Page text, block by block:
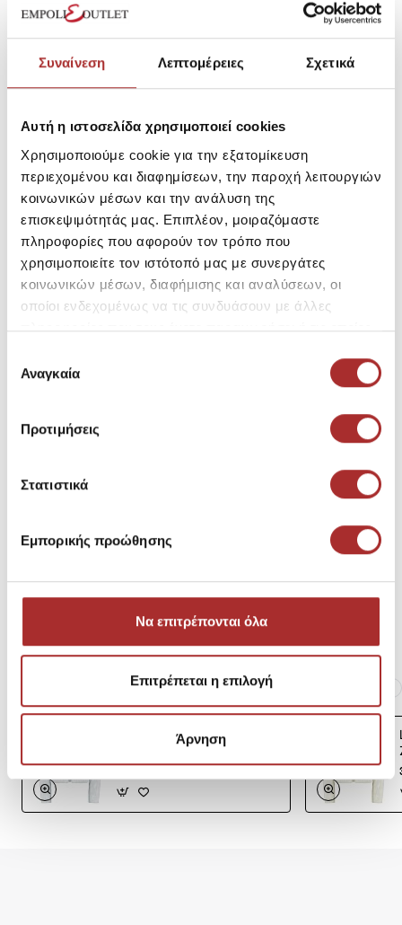
Συναίνεση Λεπτομέρειες Σχετικά
Αυτή η ιστοσελίδα χρησιμοποιεί cookies
Χρησιμοποιούμε cookie για την εξατομίκευση
περιεχομένου και διαφημίσεων, την παροχή λειτουργιών
κοινωνικών μέσων και την ανάλυση της
επισκεψιμότητάς μας. Επιπλέον, μοιραζόμαστε
πληροφορίες που αφορούν τον τρόπο που
χρησιμοποιείτε τον ιστότοπό μας με συνεργάτες
κοινωνικών μέσων, διαφήμισης και αναλύσεων, οι
οποίοι ενδεχομένως να τις συνδυάσουν με άλλες
πληροφορίες που τους έχετε παραχωρήσει ή τις οποίες
των υπηρεσιών τους.
συγκατάθεσης
Αναγκαία
Προτιμήσεις
Στατιστικά
Εμπορικής προώθησης
Να επιτρέπονται όλα
Επιτρέπεται η επιλογή
Άρνηση
Έχετε επιπλέον ερωτήσεις;
Τιμή Outlet:69,50€
Τιμή Καταλόγου:139,00€
Μέγεθος
Κωδικός Κατασκευαστή: -710859757001
Σύνθεση
Επιστροφές Προϊόντων
Ίδιο Brand
LAPIN HOUSE Βρεφική
Ζακέτα Πλεκτή
39,00€